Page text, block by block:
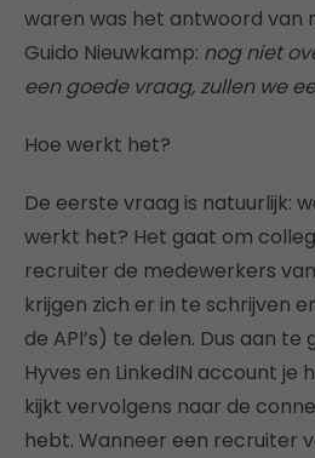
waren was het antwoord van
Guido Nieuwkamp: nog niet
een goede vraag, zullen we
Hoe werkt het?
De eerste vraag is natuurlijk:
werkt het? Het gaat om
recruiter de medewerkers
krijgen zich er in te schrijven
de API’s) te delen. Dus aan
Hyves en LinkedIN account je
kijkt vervolgens naar de
hebt. Wanneer een recruiter